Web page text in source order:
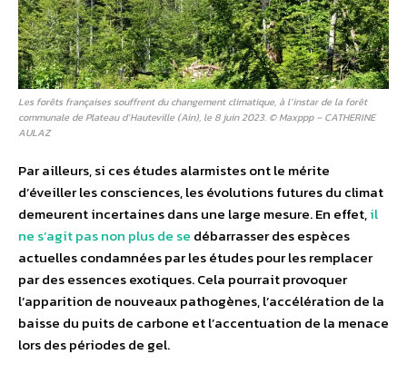
Les forêts françaises souffrent du changement climatique, à l’instar de la forêt
communale de Plateau d’Hauteville (Ain), le 8 juin 2023. © Maxppp – CATHERINE
AULAZ
Par ailleurs, si ces études alarmistes ont le mérite
d’éveiller les consciences, les évolutions futures du climat
demeurent incertaines dans une large mesure. En effet,il
ne s’agit pas non plus de se débarrasser des espèces
actuelles condamnées par les études pour les remplacer
par des essences exotiques. Cela pourrait provoquer
l’apparition de nouveaux pathogènes, l’accélération de la
baisse du puits de carbone et l’accentuation de la menace
lors des périodes de gel.